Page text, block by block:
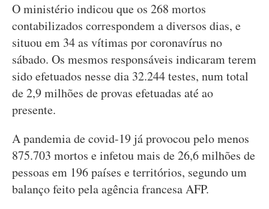
O ministério indicou que os 268 mortos
contabilizados correspondem a diversos dias, e
situou em 34 as vítimas por coronavírus no
sábado. Os mesmos responsáveis indicaram terem
sido efetuados nesse dia 32.244 testes, num total
de 2,9 milhões de provas efetuadas até ao
presente.
A pandemia de covid-19 já provocou pelo menos
875.703 mortos e infetou mais de 26,6 milhões de
pessoas em 196 países e territórios, segundo um
balanço feito pela agência francesa AFP.